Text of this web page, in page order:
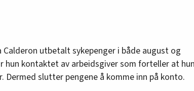
Calderon utbetalt sykepenger i både august og
hun kontaktet av arbeidsgiver som forteller at hun
Dermed slutter pengene å komme inn på konto.